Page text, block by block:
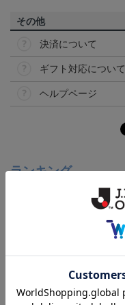
その他
決済について
ギフト対応について
ヘルプページ
ランキング